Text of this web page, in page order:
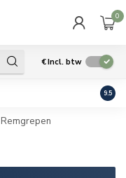
0
€Incl. btw
Geen
9.5
Remgrepen